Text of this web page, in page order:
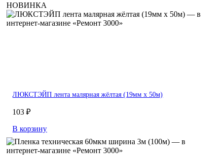
НОВИНКА
ЛЮКСТЭЙП лента малярная жёлтая (19мм х 50м)
103 ₽
В корзину